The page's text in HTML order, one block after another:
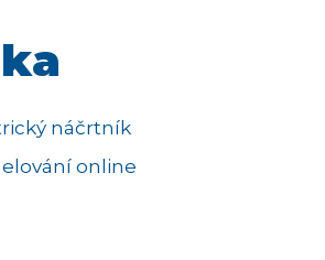
náčrtník
online